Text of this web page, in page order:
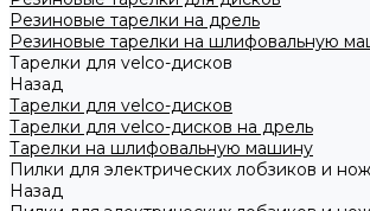
Резиновые тарелки на дрель
Резиновые тарелки на шлифовальную
Тарелки для velco-дисков
Назад
Тарелки для velco-дисков
Тарелки для velco-дисков на дрель
Тарелки на шлифовальную машину
Пилки для электрических лобзиков и
Назад